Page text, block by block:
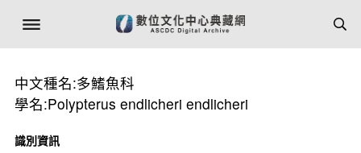
中文種名:多鰭魚科
學名:Polypterus endlicheri endlicheri
識別資訊